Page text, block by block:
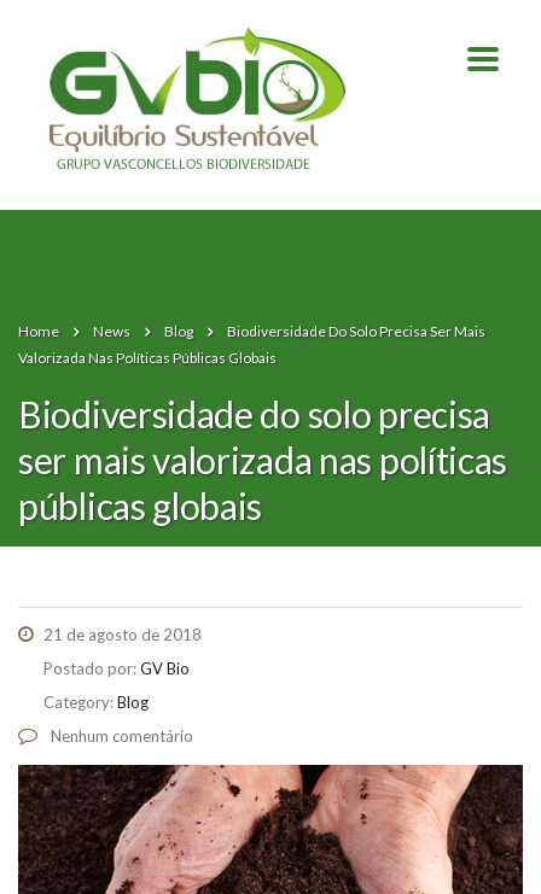
Home News Blog
Biodiversidade Do Solo Precisa Ser Mais
Valorizada Nas Políticas Públicas Globais
Biodiversidade do solo precisa
ser mais valorizada nas políticas
públicas globais
21 de agosto de 2018
Postado por:GV Bio
Category:Blog
Nenhum comentário